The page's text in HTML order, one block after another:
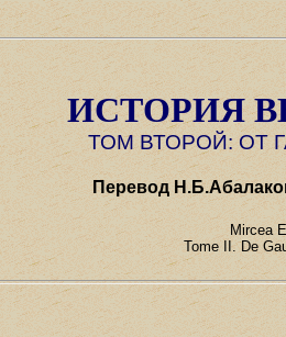
ИСТОРИЯ
ТОМ ВТОРОЙ: ОТ
Перевод
Mircea
Tome II. De